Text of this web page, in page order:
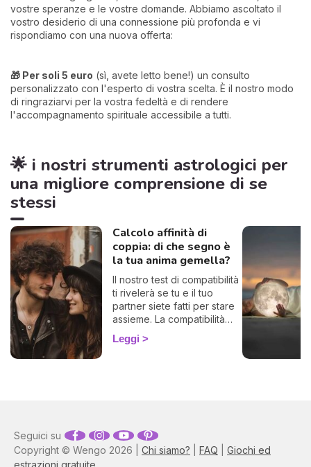
vostre speranze e le vostre domande. Abbiamo ascoltato il
vostro desiderio di una connessione più profonda e vi
rispondiamo con una nuova offerta:
🎁 Per soli 5 euro (sì, avete letto bene!) un consulto
personalizzato con l'esperto di vostra scelta. È il nostro modo
di ringraziarvi per la vostra fedeltà e di rendere
l'accompagnamento spirituale accessibile a tutti.
🌟 i nostri strumenti astrologici per
una migliore comprensione di se
stessi
Calcolo affinità di
coppia: di che segno è
la tua anima gemella?
Il nostro test di compatibilità
ti rivelerà se tu e il tuo
partner siete fatti per stare
assieme. La compatibilità
zodiacale è uno strumento
formidabile per scoprire di
conoscere il tuo segno e
quello del tuo partner o
Leggi
Copyright © Wengo 2026 | Chi siamo? FAQ
Giochi ed
estrazioni gratuite
Seguici su